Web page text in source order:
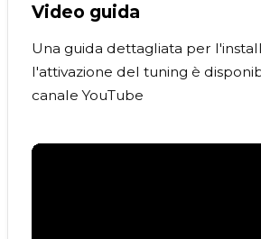
Video guida
Una guida dettagliata per
l'attivazione del tuning è
canale YouTube